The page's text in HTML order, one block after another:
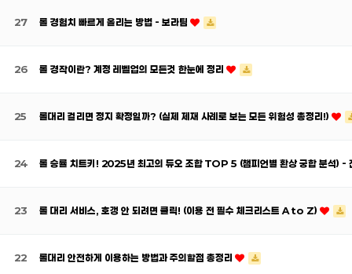
27 롤 경험치 빠르게 올리는 방법 - 보라팀
26 롤 경작이란? 계정 레벨업의 모든것 한눈에 정리
25 롤대리 걸리면 정지 확정일까? (실제 제재 사례로 보는 모든 위험성 총정리!)
24 롤 승률 치트키! 2025년 최고의 듀오 조합 TOP 5 (챔피언별 환상 궁합 분석) -
23 롤 대리 서비스, 호갱 안 되려면 클릭! (이용 전 필수 체크리스트 A to Z)
22 롤대리 안전하게 이용하는 방법과 주의할점 총정리